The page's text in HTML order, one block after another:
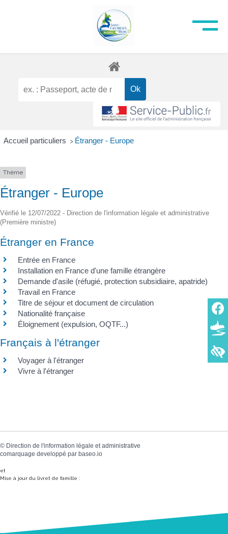
Accueil particuliers > Étranger - Europe
Thème
Étranger - Europe
Vérifié le 12/07/2022 - Direction de l'information légale et administrative
(Première ministre)
Étranger en France
Entrée en France
Installation en France d'une famille étrangère
Demande d'asile (réfugié, protection subsidiaire, apatride)
Travail en France
Titre de séjour et document de circulation
Nationalité française
Éloignement (expulsion, OQTF...)
Français à l'étranger
Voyager à l'étranger
Vivre à l'étranger
© Direction de l'information légale et administrative
comarquage developpé par baseo.io
et
Mise à jour du livret de famille :